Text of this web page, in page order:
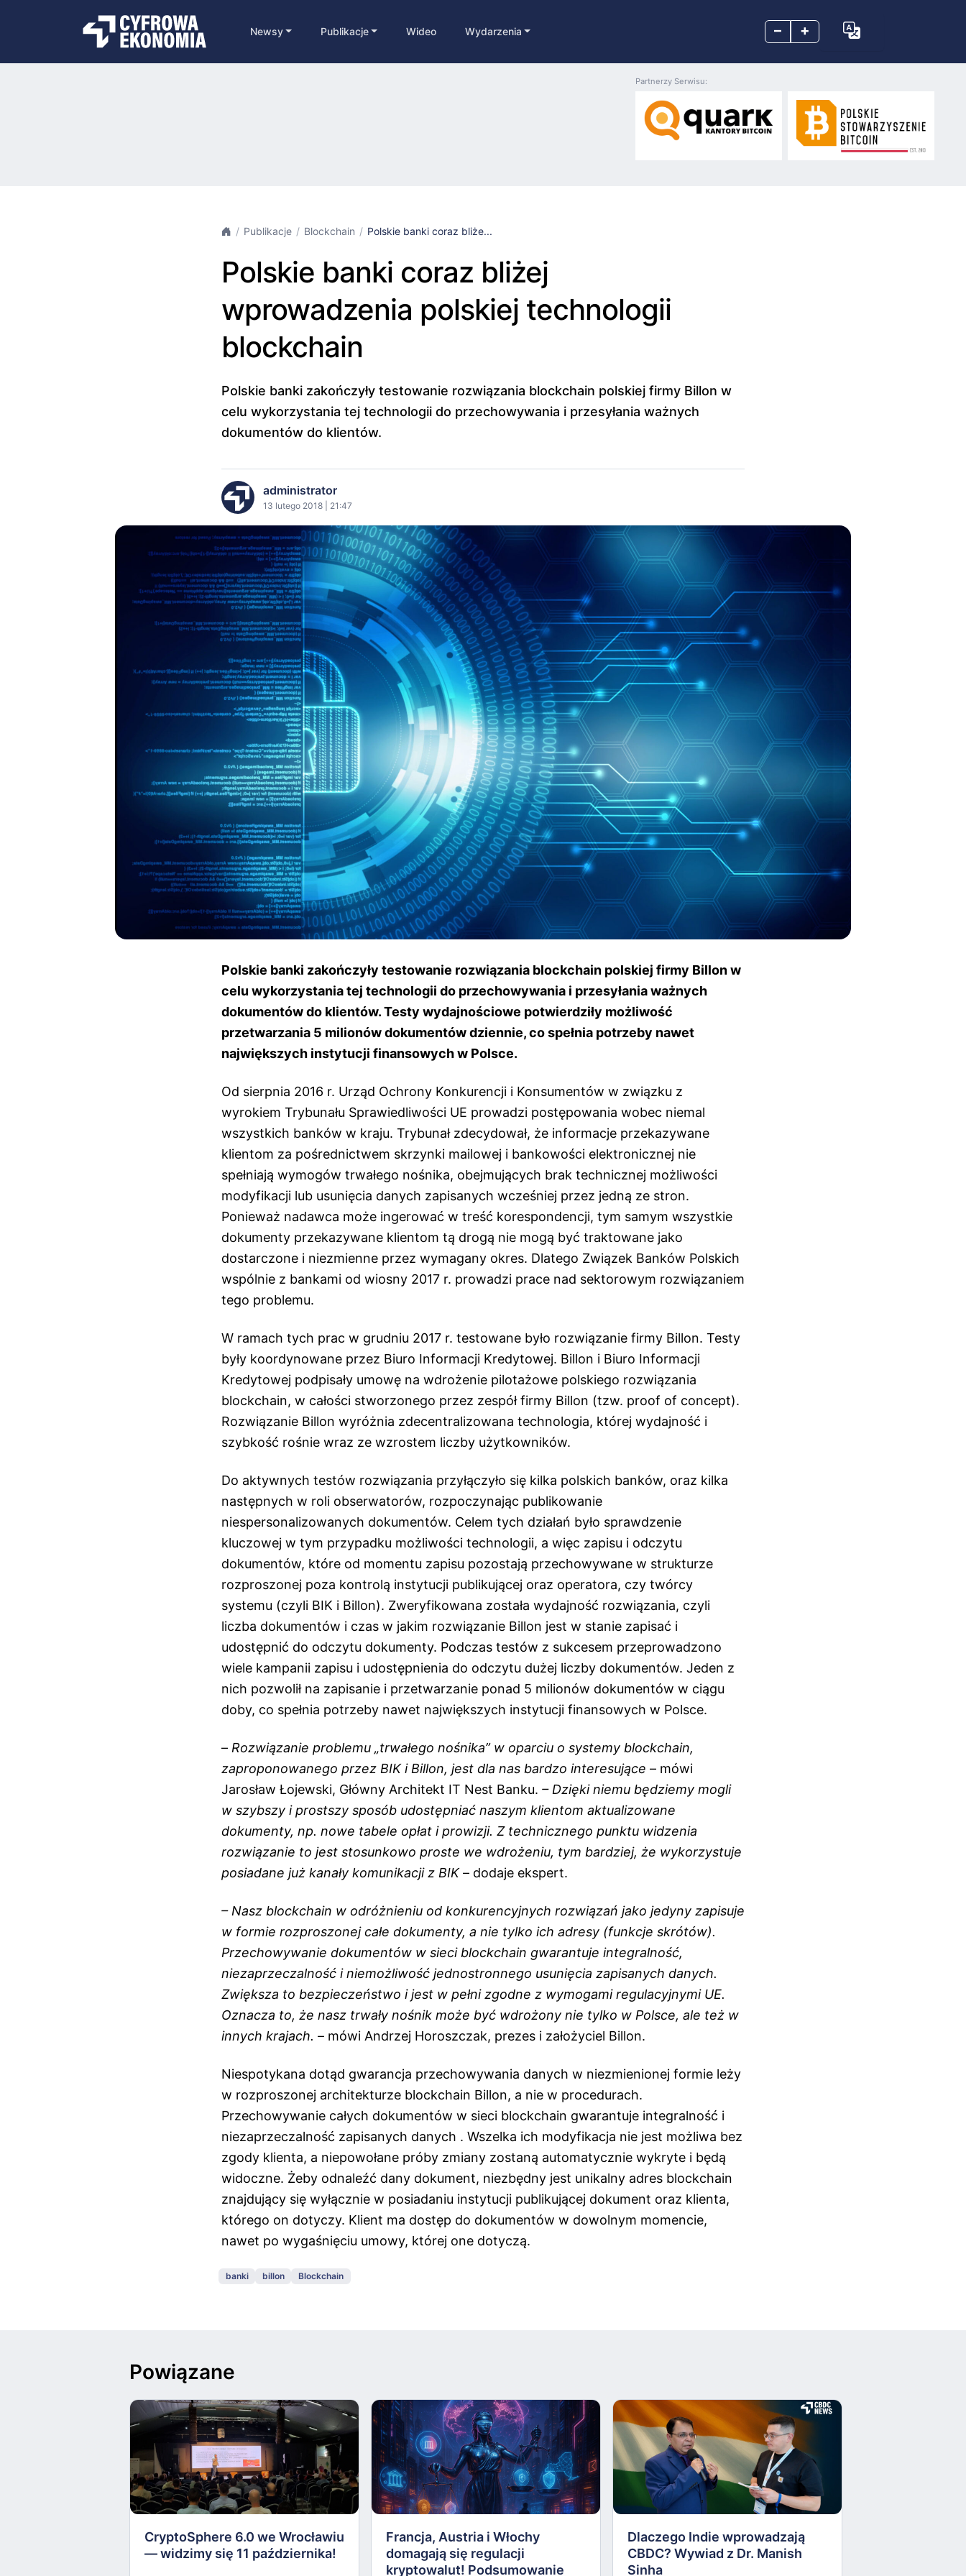
– +
Newsy Publikacje Wideo Wydarzenia
Partnerzy Serwisu:
Publikacje Blockchain Polskie banki coraz bliże...
Polskie banki coraz bliżej
wprowadzenia polskiej technologii
blockchain
Polskie banki zakończyły testowanie rozwiązania blockchain polskiej firmy Billon w
celu wykorzystania tej technologii do przechowywania i przesyłania ważnych
dokumentów do klientów.
administrator
13 lutego 2018 | 21:47
Polskie banki zakończyły testowanie rozwiązania blockchain polskiej firmy Billon w
celu wykorzystania tej technologii do przechowywania i przesyłania ważnych
dokumentów do klientów. Testy wydajnościowe potwierdziły możliwość
przetwarzania 5 milionów dokumentów dziennie, co spełnia potrzeby nawet
największych instytucji finansowych w Polsce.
Od sierpnia 2016 r. Urząd Ochrony Konkurencji i Konsumentów w związku z
wyrokiem Trybunału Sprawiedliwości UE prowadzi postępowania wobec niemal
wszystkich banków w kraju. Trybunał zdecydował, że informacje przekazywane
klientom za pośrednictwem skrzynki mailowej i bankowości elektronicznej nie
spełniają wymogów trwałego nośnika, obejmujących brak technicznej możliwości
modyfikacji lub usunięcia danych zapisanych wcześniej przez jedną ze stron.
Ponieważ nadawca może ingerować w treść korespondencji, tym samym wszystkie
dokumenty przekazywane klientom tą drogą nie mogą być traktowane jako
dostarczone i niezmienne przez wymagany okres. Dlatego Związek Banków Polskich
wspólnie z bankami od wiosny 2017 r. prowadzi prace nad sektorowym rozwiązaniem
tego problemu.
W ramach tych prac w grudniu 2017 r. testowane było rozwiązanie firmy Billon. Testy
były koordynowane przez Biuro Informacji Kredytowej. Billon i Biuro Informacji
Kredytowej podpisały umowę na wdrożenie pilotażowe polskiego rozwiązania
blockchain, w całości stworzonego przez zespół firmy Billon (tzw. proof of concept).
Rozwiązanie Billon wyróżnia zdecentralizowana technologia, której wydajność i
szybkość rośnie wraz ze wzrostem liczby użytkowników.
Do aktywnych testów rozwiązania przyłączyło się kilka polskich banków, oraz kilka
następnych w roli obserwatorów, rozpoczynając publikowanie
niespersonalizowanych dokumentów. Celem tych działań było sprawdzenie
kluczowej w tym przypadku możliwości technologii, a więc zapisu i odczytu
dokumentów, które od momentu zapisu pozostają przechowywane w strukturze
rozproszonej poza kontrolą instytucji publikującej oraz operatora, czy twórcy
systemu (czyli BIK i Billon). Zweryfikowana została wydajność rozwiązania, czyli
liczba dokumentów i czas w jakim rozwiązanie Billon jest w stanie zapisać i
udostępnić do odczytu dokumenty. Podczas testów z sukcesem przeprowadzono
wiele kampanii zapisu i udostępnienia do odczytu dużej liczby dokumentów. Jeden z
nich pozwolił na zapisanie i przetwarzanie ponad 5 milionów dokumentów w ciągu
doby, co spełnia potrzeby nawet największych instytucji finansowych w Polsce.
– Rozwiązanie problemu „trwałego nośnika” w oparciu o systemy blockchain,
zaproponowanego przez BIK i Billon, jest dla nas bardzo interesujące – mówi
Jarosław Łojewski, Główny Architekt IT Nest Banku. – Dzięki niemu będziemy mogli
w szybszy i prostszy sposób udostępniać naszym klientom aktualizowane
dokumenty, np. nowe tabele opłat i prowizji. Z technicznego punktu widzenia
rozwiązanie to jest stosunkowo proste we wdrożeniu, tym bardziej, że wykorzystuje
posiadane już kanały komunikacji z BIK– dodaje ekspert.
– Nasz blockchain w odróżnieniu od konkurencyjnych rozwiązań jako jedyny zapisuje
w formie rozproszonej całe dokumenty, a nie tylko ich adresy (funkcje skrótów).
Przechowywanie dokumentów w sieci blockchain gwarantuje integralność,
niezaprzeczalność i niemożliwość jednostronnego usunięcia zapisanych danych.
Zwiększa to bezpieczeństwo i jest w pełni zgodne z wymogami regulacyjnymi UE.
Oznacza to, że nasz trwały nośnik może być wdrożony nie tylko w Polsce, ale też w
innych krajach. – mówi Andrzej Horoszczak, prezes i założyciel Billon.
Niespotykana dotąd gwarancja przechowywania danych w niezmienionej formie leży
w rozproszonej architekturze blockchain Billon, a nie w procedurach.
Przechowywanie całych dokumentów w sieci blockchain gwarantuje integralność i
niezaprzeczalność zapisanych danych . Wszelka ich modyfikacja nie jest możliwa bez
zgody klienta, a niepowołane próby zmiany zostaną automatycznie wykryte i będą
widoczne. Żeby odnaleźć dany dokument, niezbędny jest unikalny adres blockchain
znajdujący się wyłącznie w posiadaniu instytucji publikującej dokument oraz klienta,
którego on dotyczy. Klient ma dostęp do dokumentów w dowolnym momencie,
nawet po wygaśnięciu umowy, której one dotyczą.
banki billon Blockchain
Powiązane
CryptoSphere 6.0 we Wrocławiu
— widzimy się 11 października!
Francja, Austria i Włochy
domagają się regulacji
kryptowalut! Podsumowanie
Dlaczego Indie wprowadzają
CBDC? Wywiad z Dr. Manish
Sinha